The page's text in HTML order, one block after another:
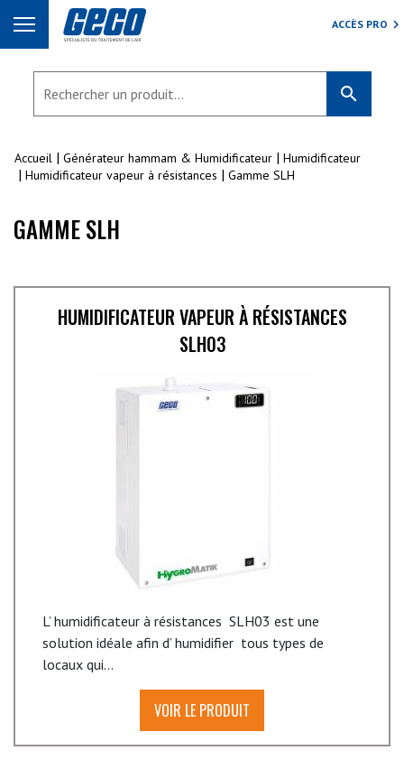
ACCÈS PRO
search
Accueil Générateur hammam & Humidificateur
Humidificateur
Humidificateur vapeur à résistances
Gamme SLH
GAMME SLH
HUMIDIFICATEUR VAPEUR À RÉSISTANCES
SLH03
L’ humidificateur à résistances SLH03 est une
solution idéale afin d’ humidifier tous types de
locaux qui...
VOIR LE PRODUIT